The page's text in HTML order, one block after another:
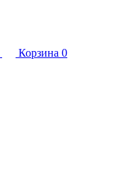
Корзина 0